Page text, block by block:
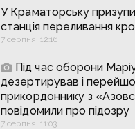
У Краматорську
станція переливання
7 серпня, 12:16
Під час оборони
дезертирував і
прикордоннику з
повідомили про підозру
7 серпня, 11:03